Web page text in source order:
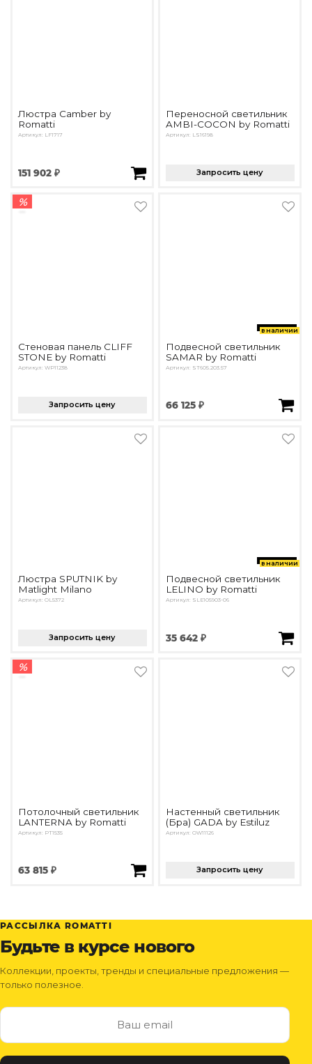
Люстра Camber by
Romatti
Артикул: LF1717
151 902 ₽
Переносной светильник
AMBI-COCON by Romatti
Артикул: LS16198
Запросить цену
%
Стеновая панель CLIFF
STONE by Romatti
Артикул: WP11238
Запросить цену
в наличии
Подвесной светильник
SAMAR by Romatti
Артикул: ST605.203.57
66 125 ₽
Люстра SPUTNIK by
Matlight Milano
Артикул: OL5372
Запросить цену
в наличии
Подвесной светильник
LELINO by Romatti
Артикул: SLE105903-06
35 642 ₽
%
Потолочный светильник
LANTERNA by Romatti
Артикул: PT1535
63 815 ₽
Настенный светильник
(Бра) GADA by Estiluz
Артикул: OW11126
Запросить цену
РАССЫЛКА ROMATTI
Будьте в курсе нового
Коллекции, проекты, тренды и специальные предложения —
только полезное.